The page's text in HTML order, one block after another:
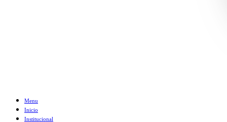
Menu
Inicio
Institucional